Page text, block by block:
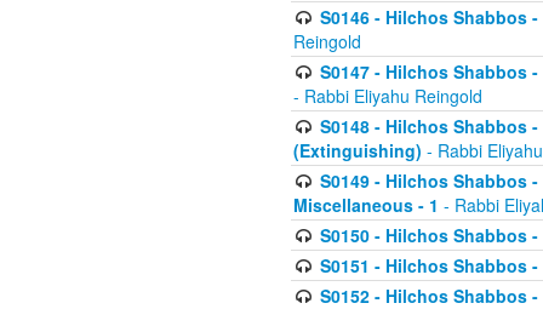
S0146 - Hilchos Shabbos
Reingold
S0147 - Hilchos Shabbos
- Rabbi Eliyahu Reingold
S0148 - Hilchos Shabbos
(Extinguishing) - Rabbi
S0149 - Hilchos Shabbos
Miscellaneous - 1 - Rabbi
S0150 - Hilchos Shabbos
S0151 - Hilchos Shabbos
S0152 - Hilchos Shabbos